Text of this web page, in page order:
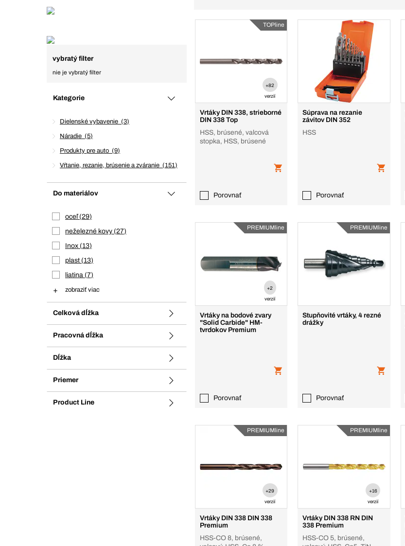
vybratý filter
nie je vybratý filter
Kategorie
Dielenské vybavenie 3
Náradie 5
Produkty pre auto 9
Vŕtanie, rezanie, brúsenie a zváranie 151
Do materiálov
oceľ 29
neželezné kovy 27
Inox 13
plast 13
liatina 7
zobraziť viac
Celková dĺžka
Pracovná dĺžka
Dĺžka
Priemer
Product Line
TOPline
+82
verzií
Vrtáky DIN 338, strieborné
DIN 338 Top
HSS, brúsené, valcová
stopka, HSS, brúsené
Porovnať
Súprava na rezanie
závitov DIN 352
HSS
Porovnať
PREMIUMline
+2
verzií
Vrtáky na bodové zvary
"Solid Carbide" HM-
tvrdokov Premium
Porovnať
PREMIUMline
Stupňovité vrtáky, 4 rezné
drážky
Porovnať
PREMIUMline
+29
verzií
Vrtáky DIN 338 DIN 338
Premium
HSS-CO 8, brúsené,
PREMIUMline
+16
verzií
Vrtáky DIN 338 RN DIN
338 Premium
HSS-CO 5, brúsené,